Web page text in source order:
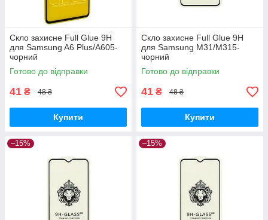
Скло захисне Full Glue 9H
для Samsung A6 Plus/A605-
чорний
Готово до відправки
41 ₴ 48 ₴
Купити
Скло захисне Full Glue 9H
для Samsung M31/M315-
чорний
Готово до відправки
41 ₴ 48 ₴
Купити
–15% –15%